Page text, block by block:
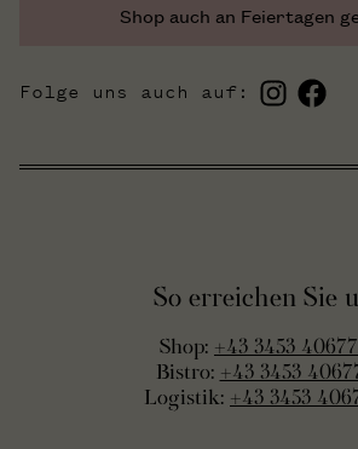
Shop auch an Feiertagen
Folge uns auch auf:
So erreichen Sie
Shop: +43 3453
Bistro: +43 3453
Logistik: +43 3453